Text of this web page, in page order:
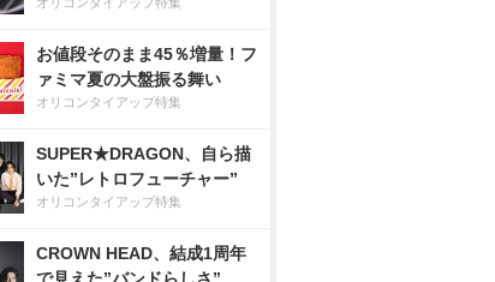
お値段そのまま45％増量！フ
ァミマ夏の大盤振る舞い
オリコンタイアップ特集
SUPER★DRAGON、自ら描
いた”レトロフューチャー”
オリコンタイアップ特集
CROWN HEAD、結成1周年